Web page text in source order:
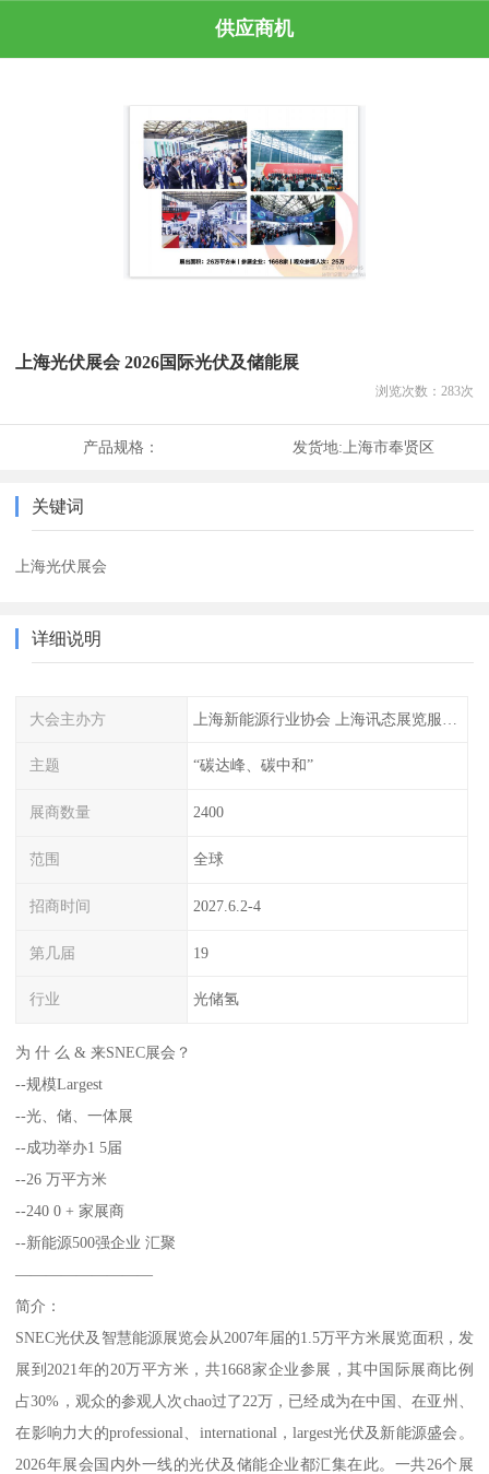
供应商机
上海光伏展会 2026国际光伏及储能展
浏览次数： 283次
产品规格： 发货地:上海市奉贤区
关键词
上海光伏展会
详细说明
大会主办方
主题 “碳达峰、碳中和”
展商数量 2400
范围 全球
招商时间 2027.6.2-4
第几届 19
行业 光储氢
为 什 么 & 来SNEC展会？
--规模Largest
--光、储、一体展
--成功举办1 5届
--26 万平方米
--240 0 + 家展商
--新能源500强企业 汇聚
—————————
简介：
SNEC光伏及智慧能源展览会从2007年届的1.5万平方米展览面积，发
展到2021年的20万平方米，共1668家企业参展，其中国际展商比例
占30%，观众的参观人次chao过了22万，已经成为在中国、在亚州、
在影响力大的professional、international，largest光伏及新能源盛会。
2026年展会国内外一线的光伏及储能企业都汇集在此。一共26个展